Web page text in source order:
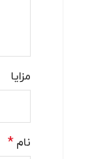
مزایا
نام *